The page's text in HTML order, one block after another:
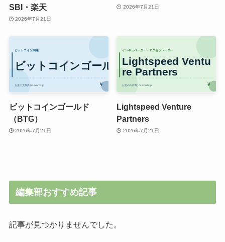
SBI・楽天
2026年7月21日
2026年7月21日
ビットコインゴールド
（BTG）
2026年7月21日
Lightspeed Venture
Partners
2026年7月21日
編集部おすすめ記事
記事が見つかりませんでした。